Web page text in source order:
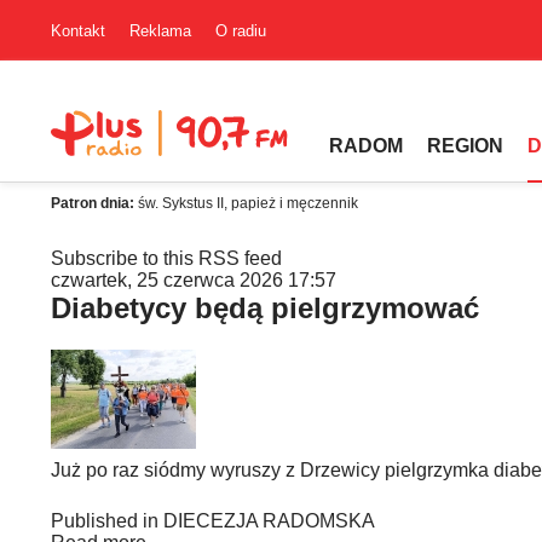
Kontakt Reklama O radiu
RADOM REGION
Patron dnia: św. Sykstus II, papież i męczennik
Subscribe to this RSS feed
czwartek, 25 czerwca 2026 17:57
Diabetycy będą pielgrzymować
Już po raz siódmy wyruszy z Drzewicy pielgrzymka
Published in DIECEZJA RADOMSKA